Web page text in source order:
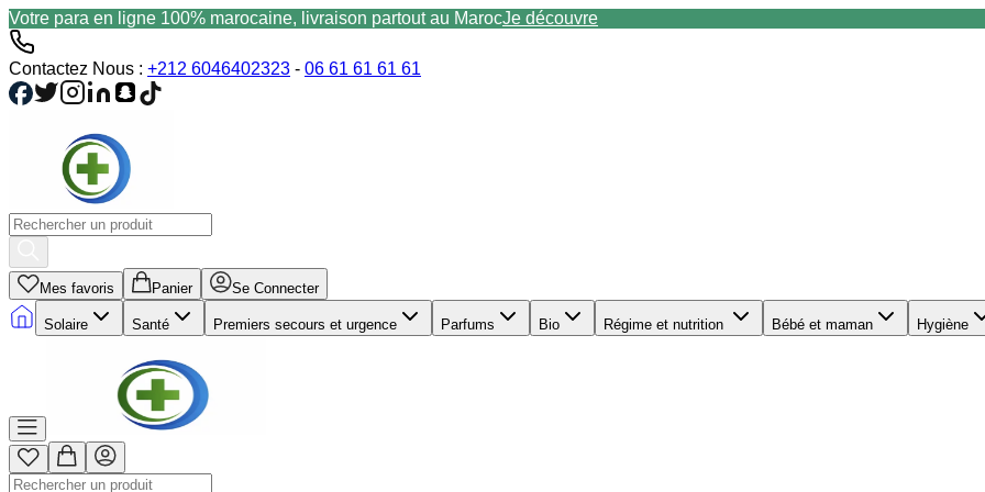
Votre para en ligne 100% marocaine, livraison partout au MarocJe découvre
Contactez Nous : +212 6046402323 - 06 61 61 61 61
Mes favoris Panier Se Connecter
Solaire Santé Premiers secours et urgence Parfums Bio Régime et nutrition Bébé et maman Hygiène